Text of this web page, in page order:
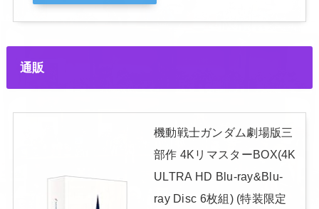
通販
機動戦士ガンダム劇場版三
部作 4KリマスターBOX(4K
ULTRA HD Blu-ray&Blu-
ray Disc 6枚組) (特装限定